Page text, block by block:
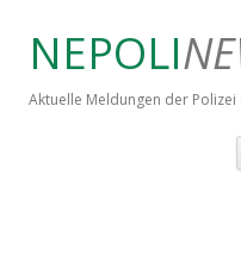
NEPOLI
Aktuelle Meldungen der Polizei